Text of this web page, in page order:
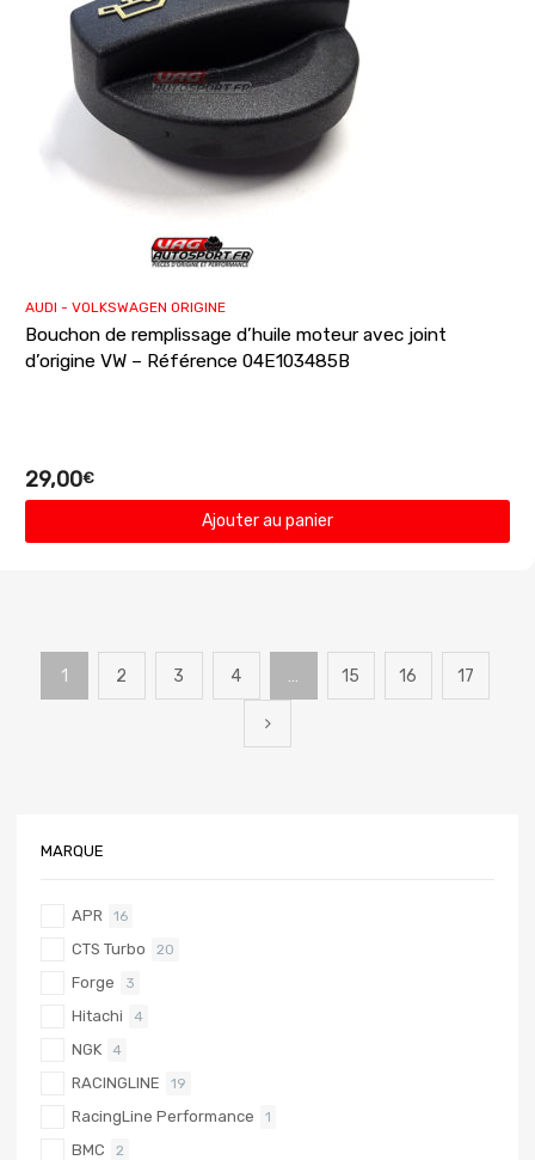
AUDI - VOLKSWAGEN ORIGINE
Bouchon de remplissage d’huile moteur avec joint
d’origine VW – Référence 04E103485B
29,00€
Ajouter au panier
1 2 3 4 … 15 16 17
MARQUE
APR 16
CTS Turbo 20
Forge 3
Hitachi 4
NGK 4
RACINGLINE 19
RacingLine Performance 1
BMC 2